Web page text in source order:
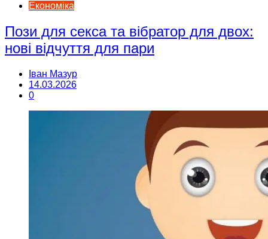
Економіка
Пози для секса та вібратор для двох:
нові відчуття для пари
Іван Мазур
14.03.2026
0